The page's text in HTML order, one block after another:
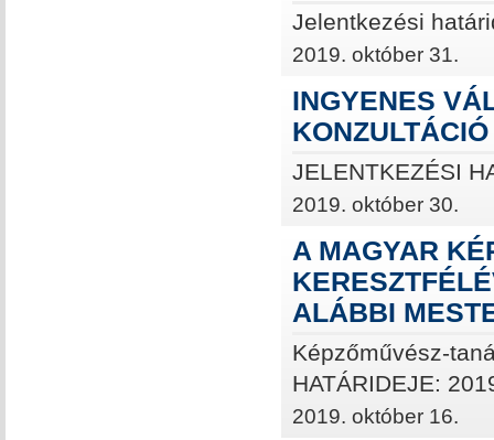
Jelentkezési
2019. október 31.
INGYENES
KONZULTÁCIÓ
JELENTKEZÉSI
2019. október 30.
A MAGYAR
ALÁBBI
Képzőművész-
HATÁRIDEJE:
2019. október 16.